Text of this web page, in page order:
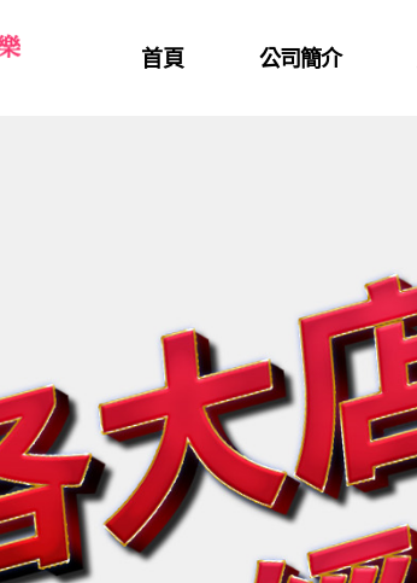
首頁 公司簡介